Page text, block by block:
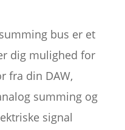
bus er et
dig mulighed for
fra din DAW,
summing og
signal